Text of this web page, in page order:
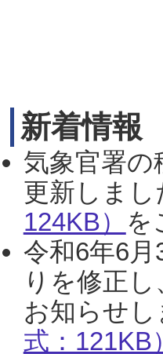
新着情報
気象官署の
更新しまし
124KB） を
令和6年6
りを修正
お知らせし
式：121KB）